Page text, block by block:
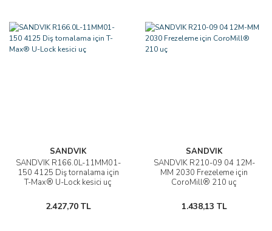
SANDVIK
SANDVIK R166.0L-11MM01-
150 4125 Diş tornalama için
T-Max® U-Lock kesici uç
2.427,70 TL
SANDVIK
SANDVIK R210-09 04 12M-
MM 2030 Frezeleme için
CoroMill® 210 uç
1.438,13 TL